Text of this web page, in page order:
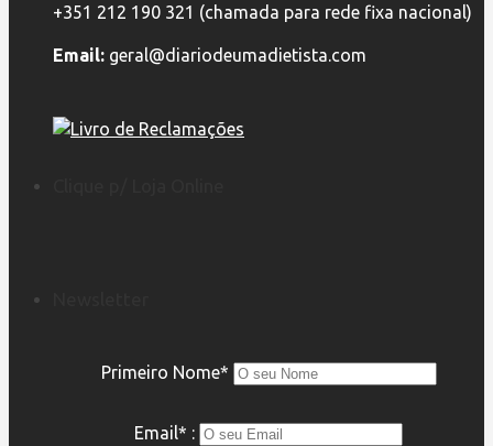
+351 212 190 321 (chamada para rede fixa nacional)
Email: geral@diariodeumadietista.com
Primeiro Nome*
Email* :